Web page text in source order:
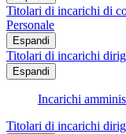
Titolari di incarichi di
Personale
Espandi
Titolari di incarichi
Espandi
Incarichi
Titolari di incarichi